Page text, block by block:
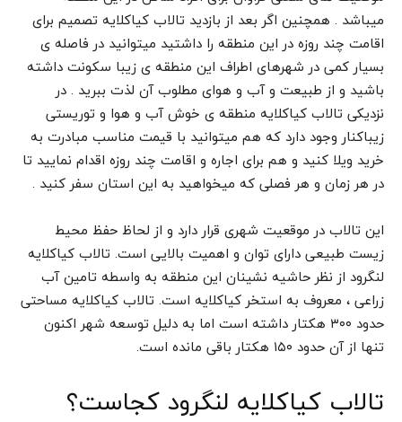
میباشد . همچنین اگر بعد از بازدید تالاب کیاکلایه تصمیم برای
اقامت چند روزه در این منطقه را داشتید میتوانید در فاصله ی
بسیار کمی در شهرهای اطراف این منطقه ی زیبا سکونت داشته
باشید و از طبیعت و آب و هوای مطلوب آن لذت ببرید . در
نزدیکی تالاب کیاکلایه منطقه ی خوش آب و هوا و توریستی
زیباکنار وجود دارد که هم میتوانید با قیمت مناسب مبادرت به
خرید ویلا کنید و هم برای اجاره و اقامت چند روزه اقدام نمایید تا
در هر زمان و هر فصلی که میخواهید به این استان سفر کنید .
این تالاب در موقعیت شهری قرار دارد و از لحاظ حفظ محیط
زیست طبیعی دارای توان و اهمیت بالایی است. تالاب کیاکلایه
لنگرود از نظر حاشیه نشینان این منطقه به واسطه تامین آب
زراعی ، معروف به استخر کیاکلایه است. تالاب کیاکلایه مساحتی
حدود ۳۰۰ هکتار داشته است اما به دلیل توسعه شهر اکنون
تنها از آن حدود ۱۵۰ هکتار باقی مانده است.
تالاب کیاکلایه لنگرود کجاست؟